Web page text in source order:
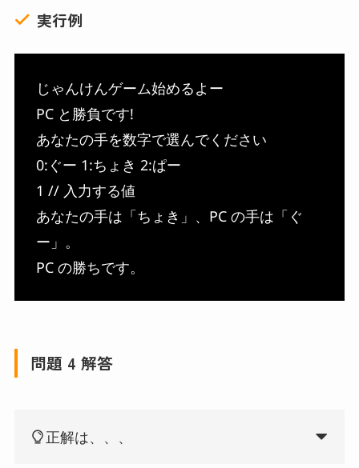
実行例
じゃんけんゲーム始めるよー
PC と勝負です!
あなたの手を数字で選んでください
0:ぐー 1:ちょき 2:ぱー
1 // 入力する値
あなたの手は「ちょき」、PC の手は「ぐ
ー」。
PC の勝ちです。
問題 4 解答
正解は、、、